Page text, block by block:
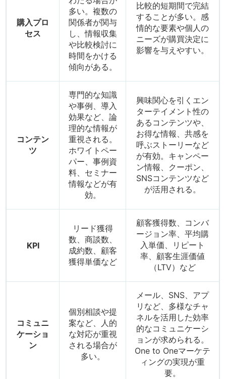
購入プロ
セス
多い。複数の
関係者が関与
し、情報収集
や比較検討に
時間をかける
傾向がある。
比較的短期間で完結
することが多い。感
情的な要素や個人の
ニーズが購買決定に
影響を与えやすい。
コンテン
ツ
専門的な知識
や事例、導入
効果など、論
理的な情報が
重視される。
ホワイトペー
パー、事例資
料、セミナー
情報などが有
効。
興味関心を引くエン
ターテイメント性の
あるコンテンツや、
お得な情報、共感を
呼ぶストーリーなど
が有効。キャンペー
ン情報、クーポン、
SNSコンテンツなど
が活用される。
KPI
リード獲得
数、商談数、
成約数、顧客
獲得単価など
顧客獲得数、コンバ
ージョン率、平均購
入単価、リピート
率、顧客生涯価値
（LTV）など
コミュニ
ケーショ
ン
個別相談や提
案など、人的
な対応が重視
される場合が
多い。
メール、SNS、アプ
リなど、多様なチャ
ネルを活用した効率
的なコミュニケーシ
ョンが求められる。
One to Oneマーケテ
ィングの実現が重
要。